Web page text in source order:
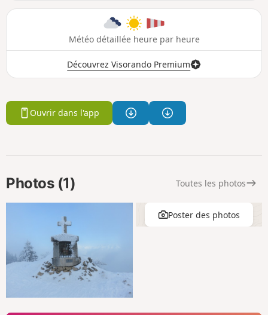
Météo détaillée heure par heure
Découvrez Visorando Premium
Ouvrir dans l'app
Photos (1) Toutes les photos
Poster des photos